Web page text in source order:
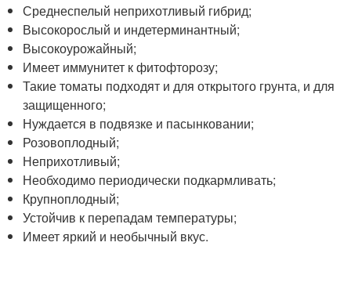
Среднеспелый неприхотливый гибрид;
Высокорослый и индетерминантный;
Высокоурожайный;
Имеет иммунитет к фитофторозу;
Такие томаты подходят и для открытого грунта, и для
защищенного;
Нуждается в подвязке и пасынковании;
Розовоплодный;
Неприхотливый;
Необходимо периодически подкармливать;
Крупноплодный;
Устойчив к перепадам температуры;
Имеет яркий и необычный вкус.